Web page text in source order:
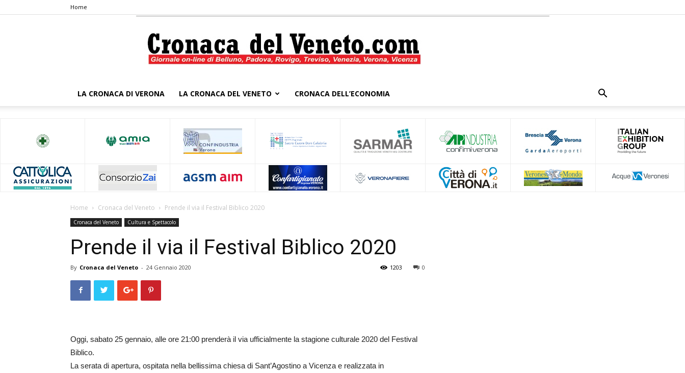
Home
Veneto
LA CRONACA DI VERONA LA CRONACA DEL VENETO CRONACA DELL’ECONOMIA
Home Cronaca del Veneto Prende il via il Festival Biblico 2020
Cronaca del Veneto Cultura e Spettacolo
Prende il via il Festival Biblico 2020
By Cronaca del Veneto - 24 Gennaio 2020 0
1203
Oggi, sabato 25 gennaio, alle ore 21:00 prenderà il via ufficialmente la stagione culturale 2020 del Festival
Biblico.
La serata di apertura, ospitata nella bellissima chiesa di Sant’Agostino a Vicenza e realizzata in